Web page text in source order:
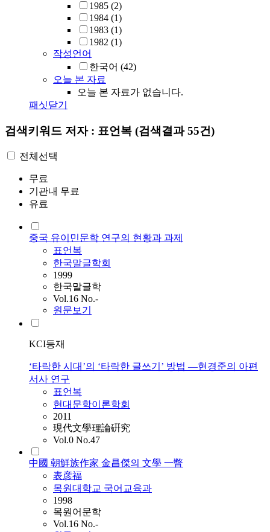
1985 (2)
1984 (1)
1983 (1)
1982 (1)
작성언어
한국어 (42)
오늘 본 자료
오늘 본 자료가 없습니다.
패싯닫기
검색키워드 저자 : 표언복 (검색결과 55건)
전체선택
무료
기관내 무료
유료
중국 유이민문학 연구의 현황과 과제
표언복
한국말글학회
1999
한국말글학
Vol.16 No.-
원문보기
KCI등재
‘타락한 시대’의 ‘타락한 글쓰기’ 방법 ―현경준의 아편
서사 연구
표언복
현대문학이론학회
2011
現代文學理論硏究
Vol.0 No.47
中國 朝鮮族作家 金昌傑의 文學 一瞥
表彦福
목원대학교 국어교육과
1998
목원어문학
Vol.16 No.-